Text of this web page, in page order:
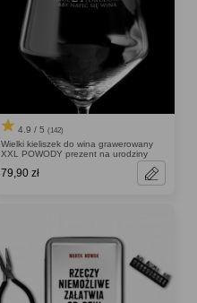
4.9 / 5 (142)
Wielki kieliszek do wina grawerowany
XXL POWODY prezent na urodziny
79,90 zł